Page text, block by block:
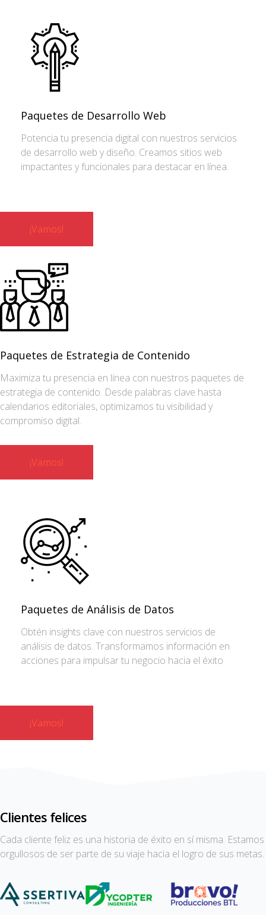
Paquetes de Desarrollo Web
Potencia tu presencia digital con nuestros servicios
de desarrollo web y diseño. Creamos sitios web
impactantes y funcionales para destacar en línea.
¡Vamos!
Paquetes de Estrategia de Contenido
Maximiza tu presencia en línea con nuestros paquetes de
estrategia de contenido. Desde palabras clave hasta
calendarios editoriales, optimizamos tu visibilidad y
compromiso digital.
¡Vamos!
Paquetes de Análisis de Datos
Obtén insights clave con nuestros servicios de
análisis de datos. Transformamos información en
acciones para impulsar tu negocio hacia el éxito
¡Vamos!
Clientes felices
Cada cliente feliz es una historia de éxito en sí misma. Estamos
orgullosos de ser parte de su viaje hacia el logro de sus metas.